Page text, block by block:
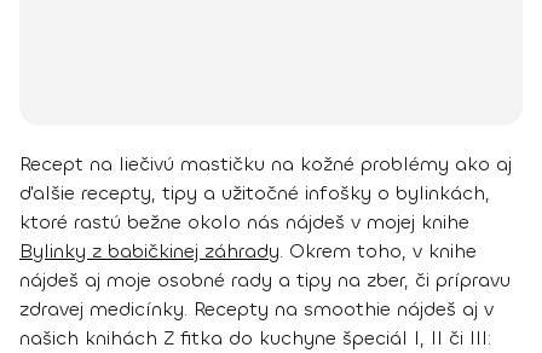
Recept na liečivú mastičku na kožné problémy ako aj
ďalšie recepty, tipy a užitočné infošky o bylinkách,
ktoré rastú bežne okolo nás nájdeš v mojej knihe
Bylinky z babičkinej záhrady. Okrem toho, v knihe
nájdeš aj moje osobné rady a tipy na zber, či prípravu
zdravej medicínky. Recepty na smoothie nájdeš aj v
našich knihách Z fitka do kuchyne špeciál I, II či III: